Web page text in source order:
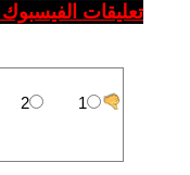
تعليقات